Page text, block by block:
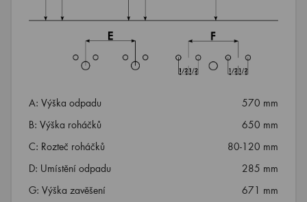
A: Výška odpadu
570 mm
B: Výška roháčků
650 mm
C: Rozteč roháčků
80-120 mm
D: Umístění odpadu
285 mm
G: Výška zavěšení
671 mm